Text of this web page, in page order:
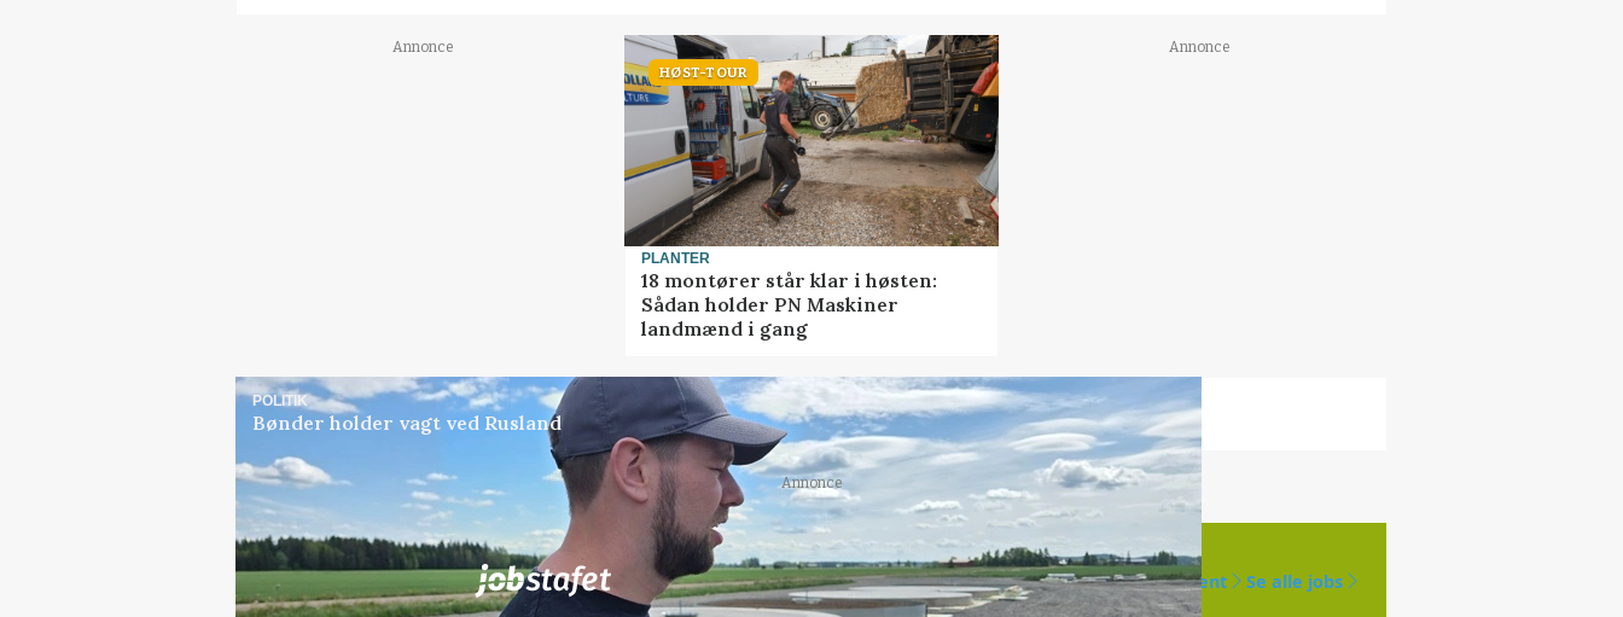
Annonce
HØST-TOUR
PLANTER
18 montører står klar i høsten:
Sådan holder PN Maskiner
landmænd i gang
Annonce
POLITIK
Bønder holder vagt ved Rusland
Annonce
Jobsi samarbejde med 77 ledige stillinger Opret agent Se alle jobs